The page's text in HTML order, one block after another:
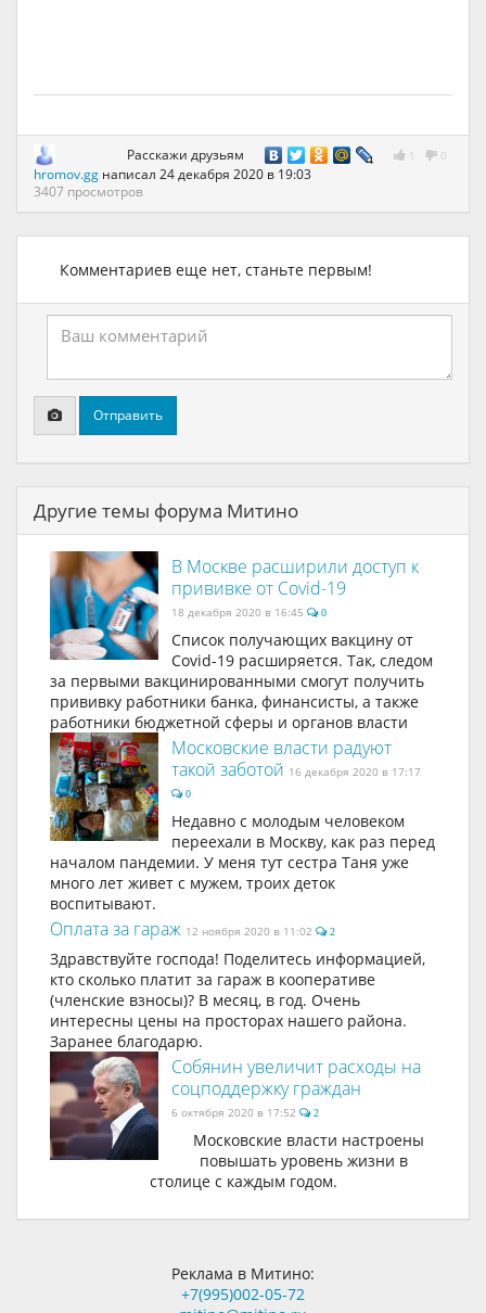
Расскажи друзьям 1 0
hromov.gg написал 24 декабря 2020 в 19:03
3407 просмотров
Комментариев еще нет, станьте первым!
Отправить
Другие темы форума Митино
В Москве расширили доступ к
прививке от Covid-19
18 декабря 2020 в 16:45 0
Список получающих вакцину от
Covid-19 расширяется. Так, следом
за первыми вакцинированными смогут получить
прививку работники банка, финансисты, а также
работники бюджетной сферы и органов власти
Московские власти радуют
такой заботой 16 декабря 2020 в 17:17
0
Недавно с молодым человеком
переехали в Москву, как раз перед
началом пандемии. У меня тут сестра Таня уже
много лет живет с мужем, троих деток
воспитывают.
Оплата за гараж 12 ноября 2020 в 11:02 2
Здравствуйте господа! Поделитесь информацией,
кто сколько платит за гараж в кооперативе
(членские взносы)? В месяц, в год. Очень
интересны цены на просторах нашего района.
Заранее благодарю.
Собянин увеличит расходы на
соцподдержку граждан
6 октября 2020 в 17:52 2
Московские власти настроены
повышать уровень жизни в
столице с каждым годом.
Реклама в Митино:
+7(995)002-05-72